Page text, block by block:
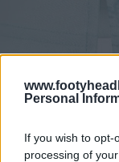
Personal
If you wish to
processing of